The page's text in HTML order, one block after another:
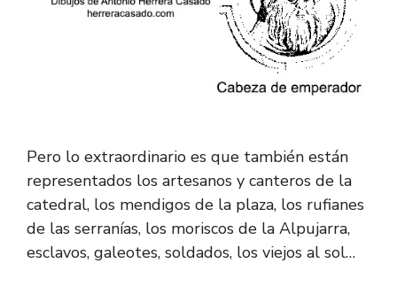
Pero lo extraordinario es que también están
representados los artesanos y canteros de la
catedral, los mendigos de la plaza, los rufianes
de las serranías, los moriscos de la Alpujarra,
esclavos, galeotes, soldados, los viejos al sol…